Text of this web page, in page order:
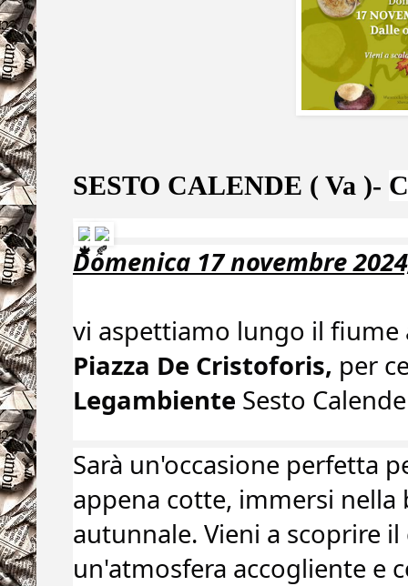
SESTO CALENDE ( Va )-
Domenica 17 novembre
vi aspettiamo lungo il fiume
Piazza De Cristoforis, per
Legambiente Sesto
Sarà un'occasione perfetta
appena cotte, immersi nella
autunnale. Vieni a scoprire
un'atmosfera accogliente e